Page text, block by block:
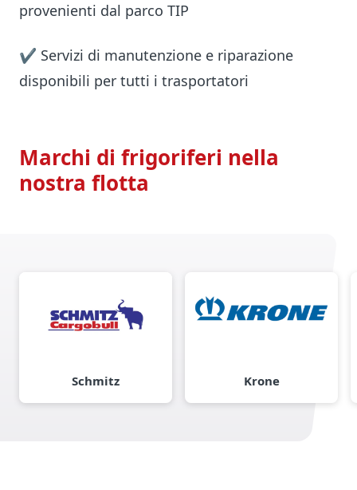
provenienti dal parco TIP
✔ Servizi di manutenzione e riparazione
disponibili per tutti i trasportatori
Marchi di frigoriferi nella
nostra flotta
Schmitz Krone